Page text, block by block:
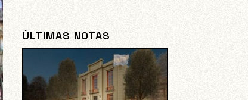
ÚLTIMAS NOTAS